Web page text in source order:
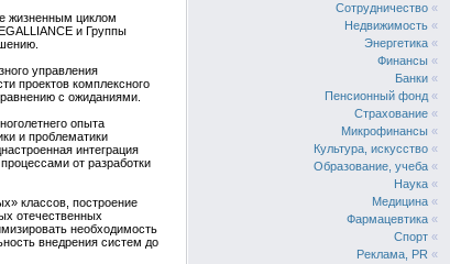
жизненным циклом
и Группы
управления
проектов комплексного
с ожиданиями.
опыта
и проблематики
интеграция
от разработки
классов, построение
отечественных
необходимость
внедрения систем до
Сотрудничество «
Недвижимость «
Энергетика «
Финансы «
Банки «
Пенсионный фонд «
Страхование «
Микрофинансы «
Культура, искусство «
Образование, учеба «
Наука «
Медицина «
Фармацевтика «
Спорт «
Реклама, PR «